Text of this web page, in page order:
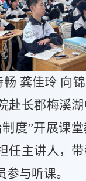
畅 龚佳玲 向
赴长郡梅溪
度”开展课
任主讲人，
与听课。